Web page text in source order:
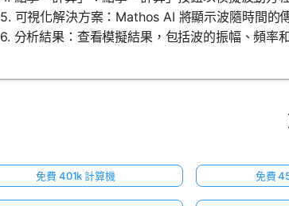
5. 可視化解決方案：Mathos AI 將顯示波隨時間的
6. 分析結果：查看模擬結果，包括波的振幅、頻率
免費 401k 計算機 免費